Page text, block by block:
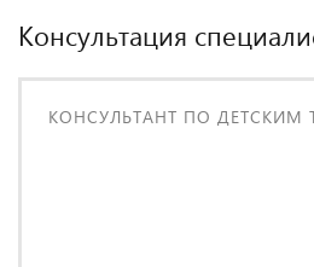
Консультация
КОНСУЛЬТАНТ ПО ДЕТСКИМ